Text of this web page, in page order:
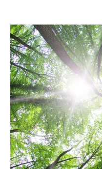
頭痛 健康コラ
フェイシャル
熱中症 防災